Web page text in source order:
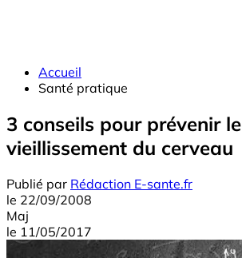
Accueil
Santé pratique
3 conseils pour prévenir le
vieillissement du cerveau
Publié par Rédaction E-sante.fr
le 22/09/2008
Maj
le 11/05/2017